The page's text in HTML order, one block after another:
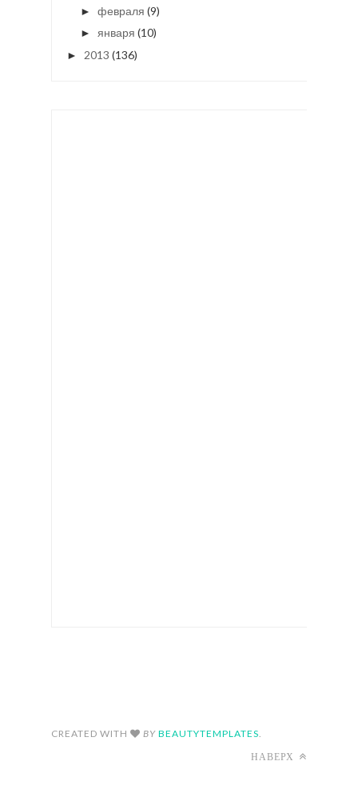
► февраля (9)
► января (10)
► 2013 (136)
CREATED WITH BY BEAUTYTEMPLATES
НАВЕРХ